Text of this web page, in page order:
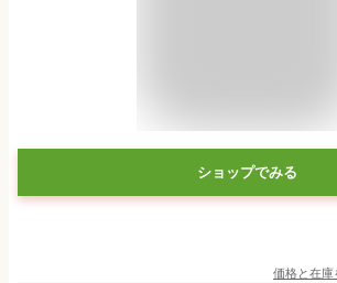
ショップでみる
価格と在庫